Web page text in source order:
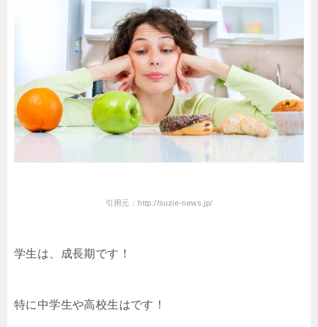
引用元：http://suzie-news.jp/
学生は、成長期です！
特に中学生や高校生はです！